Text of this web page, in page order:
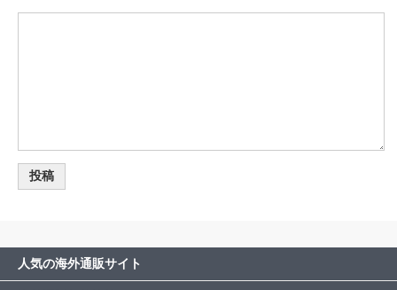
人気の海外通販サイト